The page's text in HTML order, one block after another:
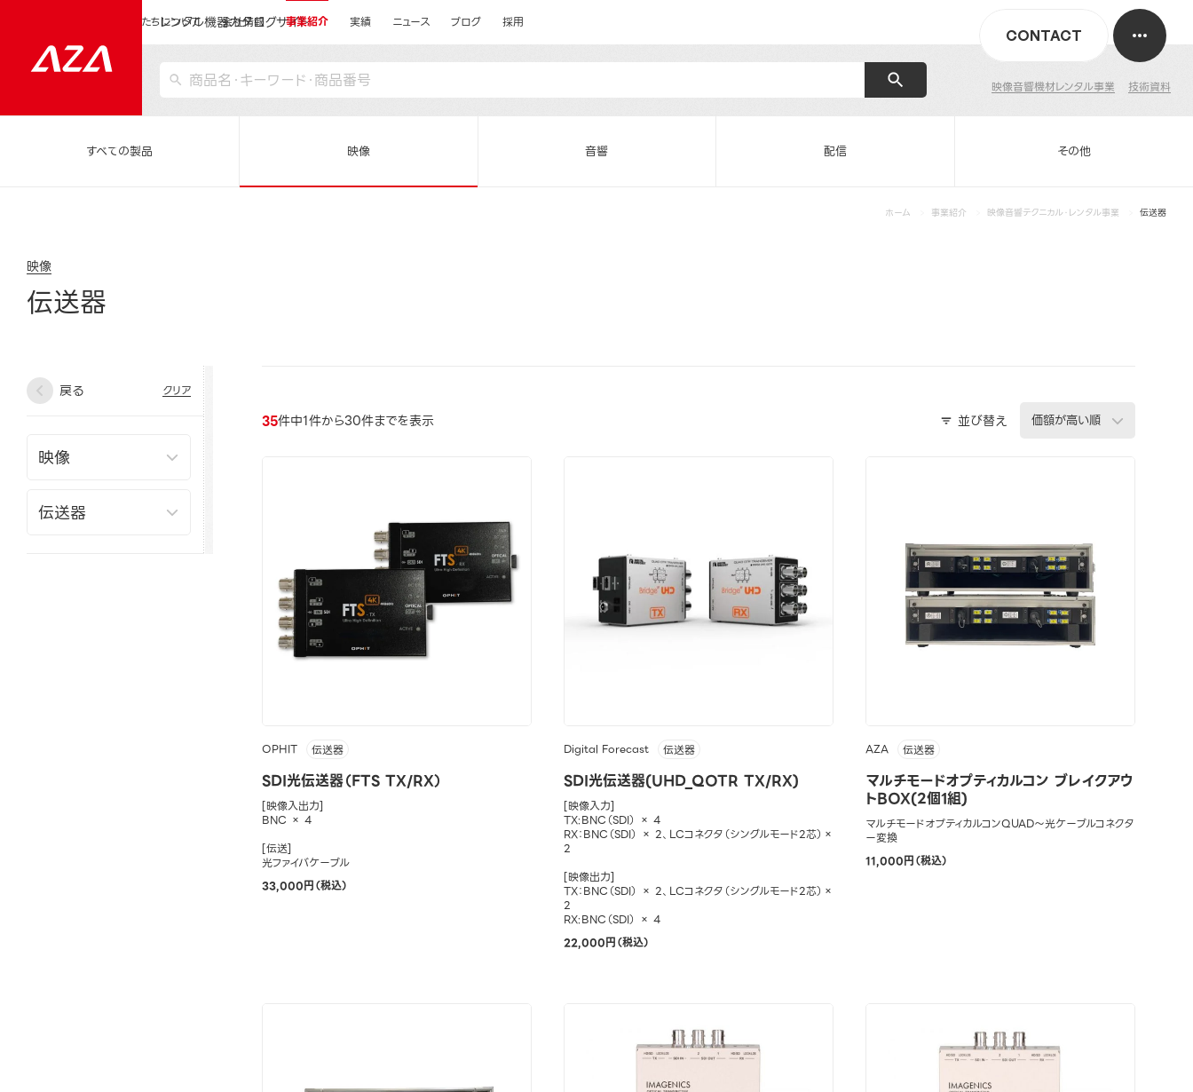
レンタル機器カタログサイト
映像音響機材レンタル事業 技術資料
CONTACT
私たちについて 会社情報 事業紹介 実績 ニュース ブログ 採用
すべての製品 映像 音響 配信 その他
ホーム 事業紹介 映像音響テクニカル・レンタル事業 伝送器
映像
伝送器
戻る クリア
35件中1件から30件までを表示 並び替え
OPHIT 伝送器
SDI光伝送器（FTS TX/RX）
[映像入出力]
BNC × 4
[伝送]
光ファイバケーブル
33,000円（税込）
Digital Forecast 伝送器
SDI光伝送器(UHD_QOTR TX/RX)
[映像入力]
TX:BNC（SDI） × 4
RX：BNC（SDI） × 2、LCコネクタ（シングルモード2芯）×
2
[映像出力]
TX：BNC（SDI） × 2、LCコネクタ（シングルモード2芯）×
2
RX:BNC（SDI） × 4
22,000円（税込）
AZA 伝送器
マルチモードオプティカルコン ブレイクアウ
トBOX(2個1組)
マルチモードオプティカルコンQUAD～光ケーブルコネクタ
ー変換
11,000円（税込）